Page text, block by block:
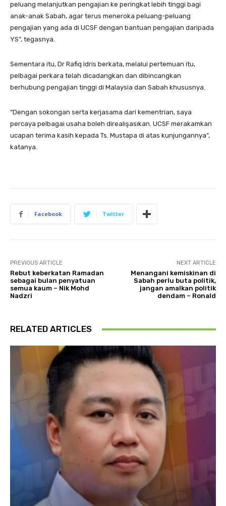
peluang melanjutkan pengajian ke peringkat lebih tinggi bagi
anak-anak Sabah, agar terus meneroka peluang-peluang
pengajian yang ada di UCSF dengan bantuan pengajian daripada
YS”, tegasnya.
Sementara itu, Dr Rafiq Idris berkata, melalui pertemuan itu,
pelbagai perkara telah dicadangkan dan dibincangkan
berhubung pengajian tinggi di Malaysia dan Sabah khususnya.
“Dengan sokongan serta kerjasama dari kementrian, saya
percaya pelbagai usaha boleh direalışasıkan. UCSF merakamkan
ucapan terima kasih kepada Ts. Mustapa di atas kunjungannya”,
katanya.
Facebook Twitter
PREVIOUS ARTICLE
Rebut keberkatan Ramadan
sebagai bulan penyatuan
semua kaum – Nik Mohd
Nadzri
NEXT ARTICLE
Menangani kemiskinan di
Sabah perlu buta politik,
jangan amalkan politik
dendam – Ronald
RELATED ARTICLES